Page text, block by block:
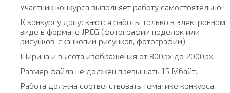
Участник конкурса выполняет работу самостоятельно.
К конкурсу допускаются работы только в электронном
виде в формате JPEG (фотографии поделок или
рисунков, сканкопии рисунков, фотографии).
Ширина и высота изображения от 800px до 2000px.
Размер файла не должен превышать 15 Мбайт.
Работа должна соответствовать тематике конкурса.